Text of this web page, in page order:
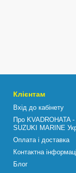
Клієнтам
Вхід до кабінету
Про KVADROHATA -
SUZUKI MARINE
Оплата і доставка
Контактна
Блог